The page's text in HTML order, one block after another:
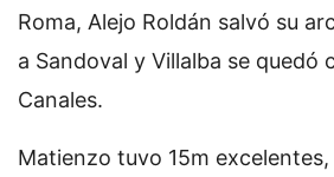
Roma, Alejo Roldán salvó su
a Sandoval y Villalba se quedó
Canales.
Matienzo tuvo 15m excelentes,